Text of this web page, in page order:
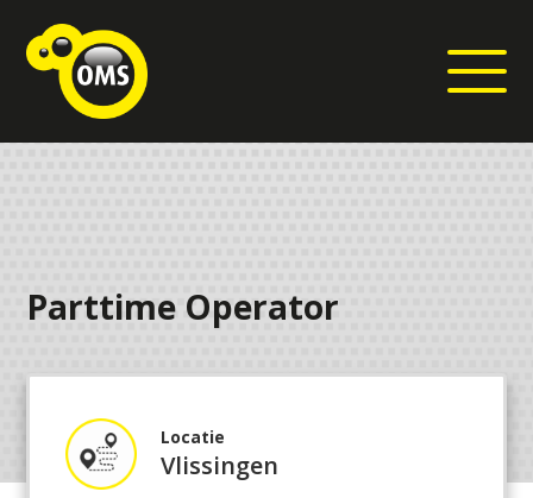
Parttime Operator
Locatie
Vlissingen